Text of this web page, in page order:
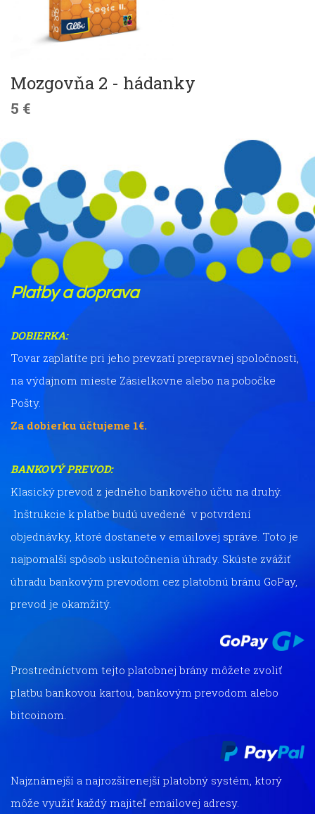
Mozgovňa 2 - hádanky
5 €
Platby a doprava
DOBIERKA:
Tovar zaplatíte pri jeho prevzatí prepravnej spoločnosti,
na výdajnom mieste Zásielkovne alebo na pobočke
Pošty.
Za dobierku účtujeme 1€.
BANKOVÝ PREVOD:
Klasický prevod z jedného bankového účtu na druhý.
Inštrukcie k platbe budú uvedené v potvrdení
objednávky, ktoré dostanete v emailovej správe. Toto je
najpomalší spôsob uskutočnenia úhrady. Skúste zvážiť
úhradu bankovým prevodom cez platobnú bránu GoPay,
prevod je okamžitý.
Prostredníctvom tejto platobnej brány môžete zvoliť
platbu bankovou kartou, bankovým prevodom alebo
bitcoinom.
Najznámejší a najrozšírenejší platobný systém, ktorý
môže využiť každý majiteľ emailovej adresy.